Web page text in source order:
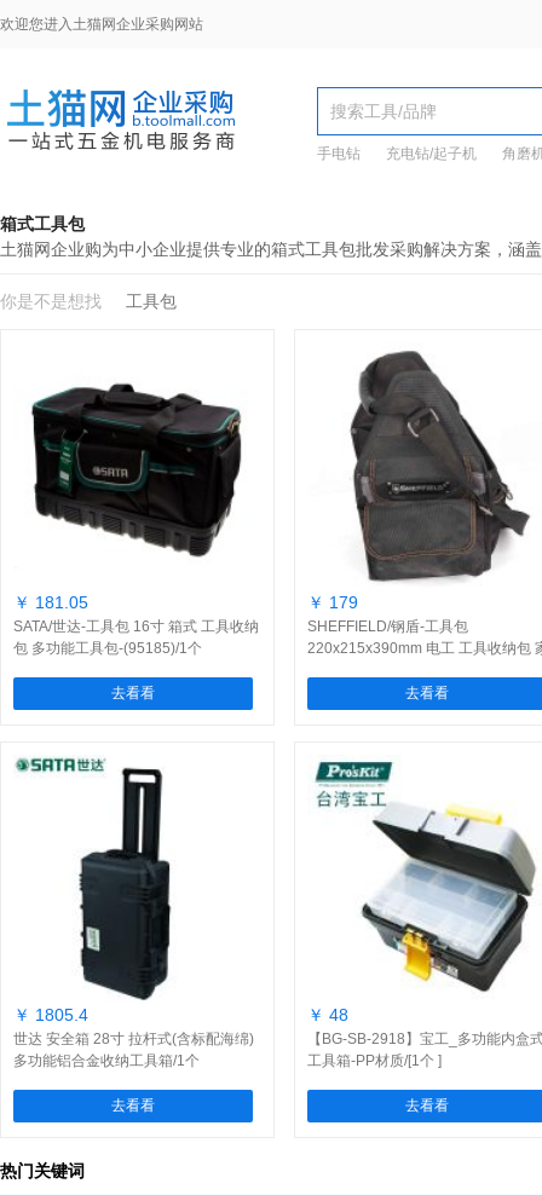
欢迎您进入土猫网企业采购网站
手电钻 充电钻/起子机 角磨
箱式工具包
土猫网企业购为中小企业提供专业的箱式工具包批发采购解决方案，涵
你是不是想找 工具包
￥ 181.05
SATA/世达-工具包 16寸 箱式 工具收纳
包 多功能工具包-(95185)/1个
去看看
￥ 179
SHEFFIELD/钢盾-工具包
220x215x390mm 电工 工具收纳包
去看看
￥ 1805.4
世达 安全箱 28寸 拉杆式(含标配海绵)
多功能铝合金收纳工具箱/1个
去看看
￥ 48
【BG-SB-2918】宝工_多功能内盒
工具箱-PP材质/[1个 ]
去看看
热门关键词